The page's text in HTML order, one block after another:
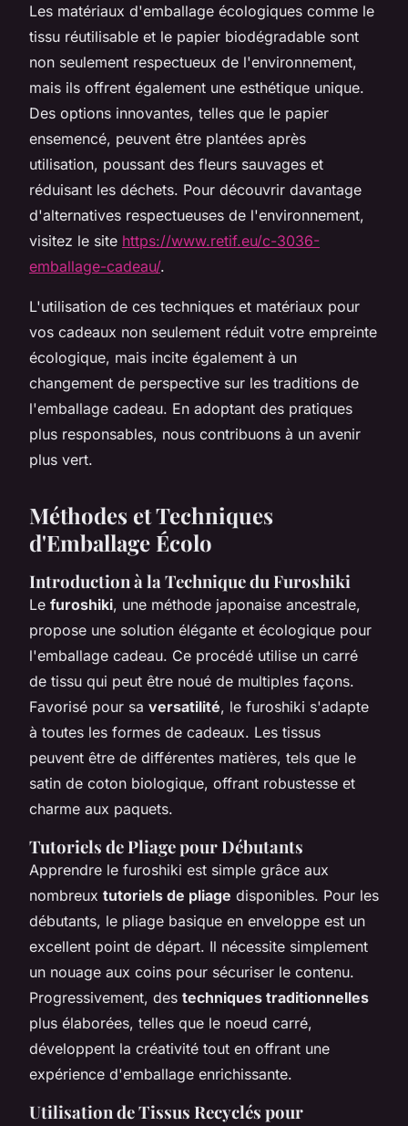
Les matériaux d'emballage écologiques comme le
tissu réutilisable et le papier biodégradable sont
non seulement respectueux de l'environnement,
mais ils offrent également une esthétique unique.
Des options innovantes, telles que le papier
ensemencé, peuvent être plantées après
utilisation, poussant des fleurs sauvages et
réduisant les déchets. Pour découvrir davantage
d'alternatives respectueuses de l'environnement,
visitez le site https://www.retif.eu/c-3036-
emballage-cadeau/.
L'utilisation de ces techniques et matériaux pour
vos cadeaux non seulement réduit votre empreinte
écologique, mais incite également à un
changement de perspective sur les traditions de
l'emballage cadeau. En adoptant des pratiques
plus responsables, nous contribuons à un avenir
plus vert.
Méthodes et Techniques
d'Emballage Écolo
Introduction à la Technique du Furoshiki
Le furoshiki, une méthode japonaise ancestrale,
propose une solution élégante et écologique pour
l'emballage cadeau. Ce procédé utilise un carré
de tissu qui peut être noué de multiples façons.
Favorisé pour sa versatilité, le furoshiki s'adapte
à toutes les formes de cadeaux. Les tissus
peuvent être de différentes matières, tels que le
satin de coton biologique, offrant robustesse et
charme aux paquets.
Tutoriels de Pliage pour Débutants
Apprendre le furoshiki est simple grâce aux
nombreux tutoriels de pliage disponibles. Pour les
débutants, le pliage basique en enveloppe est un
excellent point de départ. Il nécessite simplement
un nouage aux coins pour sécuriser le contenu.
Progressivement, des techniques traditionnelles
plus élaborées, telles que le noeud carré,
développent la créativité tout en offrant une
expérience d'emballage enrichissante.
Utilisation de Tissus Recyclés pour